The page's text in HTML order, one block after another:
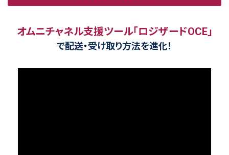
オムニチャネル支援ツール「ロジザードOCE」
で配送・受け取り方法を進化！